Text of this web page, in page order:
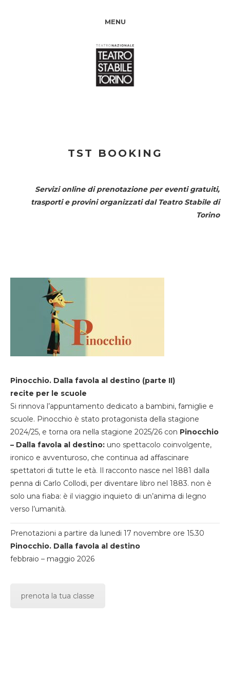
MENU
TST BOOKING
Servizi online di prenotazione per eventi gratuiti,
trasporti e provini organizzati dal Teatro Stabile di
Torino
Pinocchio. Dalla favola al destino (parte II)
recite per le scuole
Si rinnova l’appuntamento dedicato a bambini, famiglie e
scuole. Pinocchio è stato protagonista della stagione
2024/25, e torna ora nella stagione 2025/26 con Pinocchio
– Dalla favola al destino: uno spettacolo coinvolgente,
ironico e avventuroso, che continua ad affascinare
spettatori di tutte le età. Il racconto nasce nel 1881 dalla
penna di Carlo Collodi, per diventare libro nel 1883. non è
solo una fiaba: è il viaggio inquieto di un’anima di legno
verso l’umanità.
Prenotazioni a partire da lunedi 17 novembre ore 15.30
Pinocchio. Dalla favola al destino
febbraio – maggio 2026
prenota la tua classe